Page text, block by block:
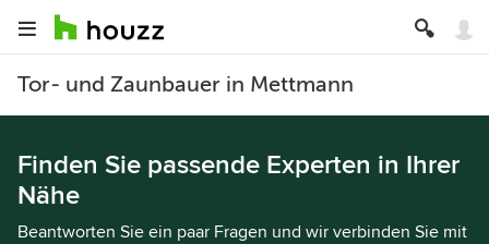
Tor- und Zaunbauer in Mettmann
Finden Sie passende Experten in Ihrer
Nähe
Beantworten Sie ein paar Fragen und wir verbinden Sie mit